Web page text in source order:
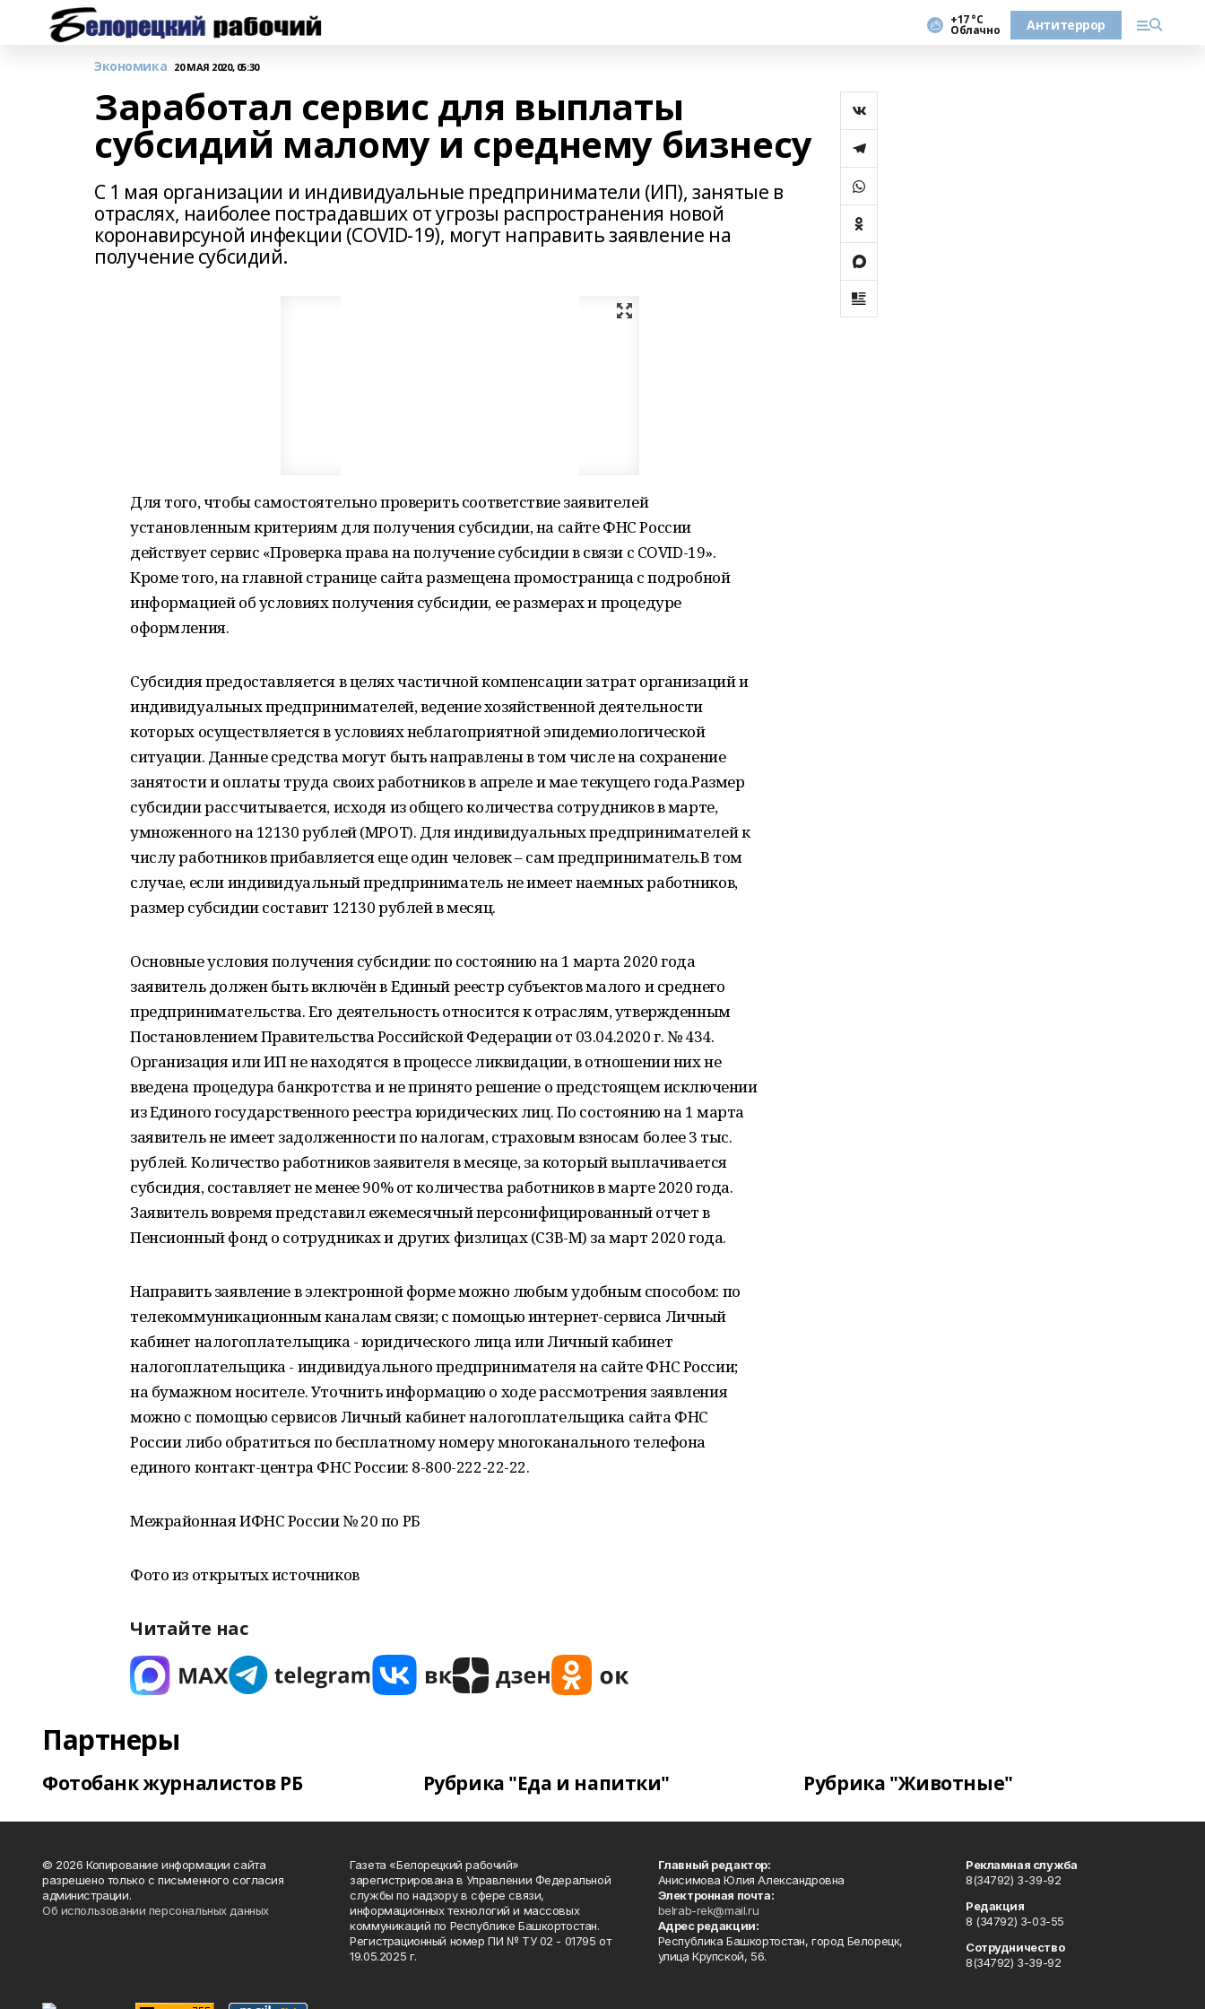
+17 °С
Облачно Антитеррор
Экономика 20 МАЯ 2020, 05:30
Заработал сервис для выплаты
субсидий малому и среднему бизнесу
С 1 мая организации и индивидуальные предприниматели (ИП), занятые в
отраслях, наиболее пострадавших от угрозы распространения новой
коронавирсуной инфекции (COVID-19), могут направить заявление на
получение субсидий.
Для того, чтобы самостоятельно проверить соответствие заявителей
установленным критериям для получения субсидии, на сайте ФНС России
действует сервис «Проверка права на получение субсидии в связи с COVID-19».
Кроме того, на главной странице сайта размещена промостраница с подробной
информацией об условиях получения субсидии, ее размерах и процедуре
оформления.
Субсидия предоставляется в целях частичной компенсации затрат организаций и
индивидуальных предпринимателей, ведение хозяйственной деятельности
которых осуществляется в условиях неблагоприятной эпидемиологической
ситуации. Данные средства могут быть направлены в том числе на сохранение
занятости и оплаты труда своих работников в апреле и мае текущего года.Размер
субсидии рассчитывается, исходя из общего количества сотрудников в марте,
умноженного на 12130 рублей (МРОТ). Для индивидуальных предпринимателей к
числу работников прибавляется еще один человек – сам предприниматель.В том
случае, если индивидуальный предприниматель не имеет наемных работников,
размер субсидии составит 12130 рублей в месяц.
Основные условия получения субсидии: по состоянию на 1 марта 2020 года
заявитель должен быть включён в Единый реестр субъектов малого и среднего
предпринимательства. Его деятельность относится к отраслям, утвержденным
Постановлением Правительства Российской Федерации от 03.04.2020 г. № 434.
Организация или ИП не находятся в процессе ликвидации, в отношении них не
введена процедура банкротства и не принято решение о предстоящем исключении
из Единого государственного реестра юридических лиц. По состоянию на 1 марта
заявитель не имеет задолженности по налогам, страховым взносам более 3 тыс.
рублей. Количество работников заявителя в месяце, за который выплачивается
субсидия, составляет не менее 90% от количества работников в марте 2020 года.
Заявитель вовремя представил ежемесячный персонифицированный отчет в
Пенсионный фонд о сотрудниках и других физлицах (СЗВ-М) за март 2020 года.
Направить заявление в электронной форме можно любым удобным способом: по
телекоммуникационным каналам связи; с помощью интернет-сервиса Личный
кабинет налогоплательщика - юридического лица или Личный кабинет
налогоплательщика - индивидуального предпринимателя на сайте ФНС России;
на бумажном носителе. Уточнить информацию о ходе рассмотрения заявления
можно с помощью сервисов Личный кабинет налогоплательщика сайта ФНС
России либо обратиться по бесплатному номеру многоканального телефона
единого контакт-центра ФНС России: 8-800-222-22-22.
Межрайонная ИФНС России № 20 по РБ
Фото из открытых источников
Читайте нас
Партнеры
Фотобанк журналистов РБ Рубрика "Еда и напитки" Рубрика "Животные"
© 2026 Копирование информации сайта
разрешено только с письменного согласия
администрации.
Об использовании персональных данных
Газета «Белорецкий рабочий»
зарегистрирована в Управлении Федеральной
службы по надзору в сфере связи,
информационных технологий и массовых
коммуникаций по Республике Башкортостан.
Регистрационный номер ПИ № ТУ 02 - 01795 от
19.05.2025 г.
Главный редактор:
Анисимова Юлия Александровна
Электронная почта:
belrab-rek@mail.ru
Адрес редакции:
Республика Башкортостан, город Белорецк,
улица Крупской, 56.
Рекламная служба
8(34792) 3-39-92
Редакция
8 (34792) 3-03-55
Сотрудничество
8(34792) 3-39-92